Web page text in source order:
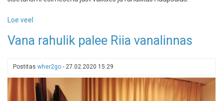
Loe veel
järgses
vaikus,
ja
vanalinna
Vana rahulik palee Riia vanalinnas
Postitas wher2go - 27.02.2020 15:29